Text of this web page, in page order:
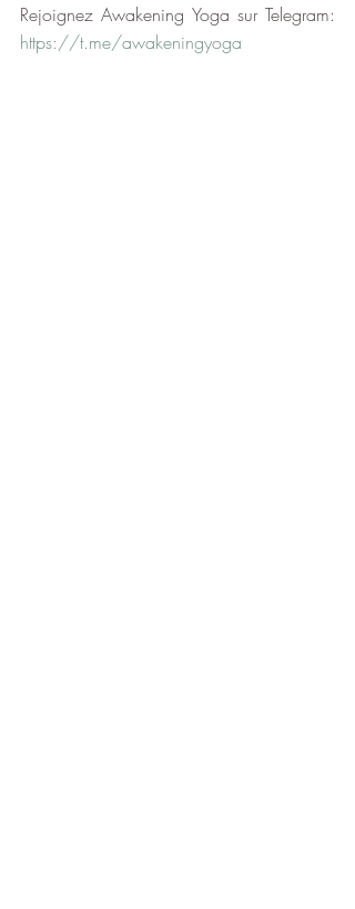
https://t.me/awakeningyoga